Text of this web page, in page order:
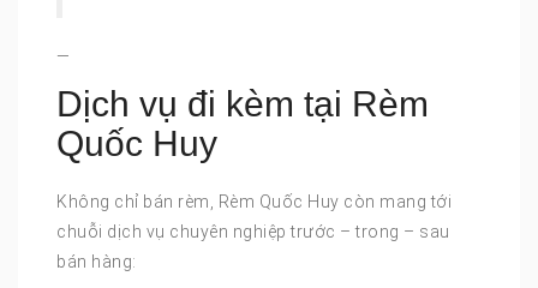
—
Dịch vụ đi kèm tại Rèm
Quốc Huy
Không chỉ bán rèm, Rèm Quốc Huy còn mang tới
chuỗi dịch vụ chuyên nghiệp trước – trong – sau
bán hàng: